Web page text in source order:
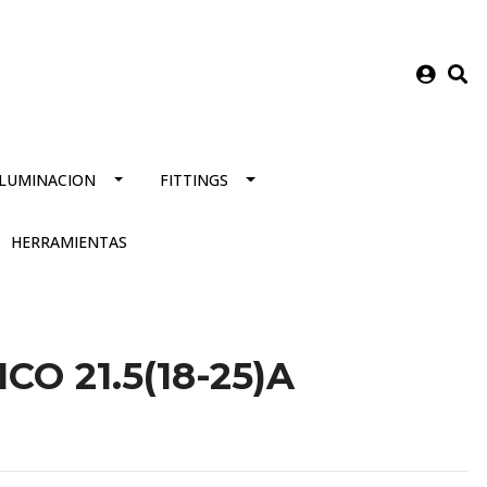
FITTINGS
HERRAMIENTAS
21.5(18-25)A